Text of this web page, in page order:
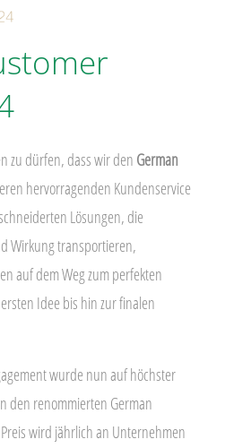
zu dürfen, dass wir den German
hervorragenden Kundenservice
Lösungen, die
Wirkung transportieren,
auf dem Weg zum perfekten
Idee bis hin zur finalen
wurde nun auf höchster
den renommierten German
wird jährlich an Unternehmen